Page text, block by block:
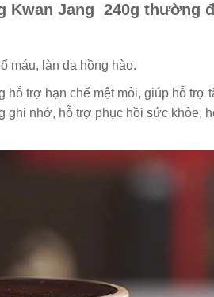
Kwan Jang 240g thường
máu, làn da hồng hào.
trợ hạn chế mệt mỏi, giúp hỗ trợ
ghi nhớ, hỗ trợ phục hồi sức khỏe,